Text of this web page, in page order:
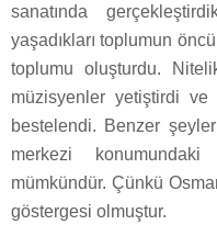
sanatında
yaşadıkları toplumun
toplumu oluşturdu.
müzisyenler yetiştirdi
bestelendi. Benzer
merkezi
mümkündür. Çünkü
göstergesi olmuştur.